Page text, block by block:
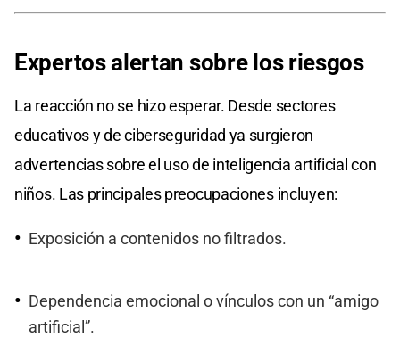
Expertos alertan sobre los riesgos
La reacción no se hizo esperar. Desde sectores
educativos y de ciberseguridad ya surgieron
advertencias sobre el uso de inteligencia artificial con
niños. Las principales preocupaciones incluyen:
Exposición a contenidos no filtrados.
Dependencia emocional o vínculos con un “amigo
artificial”.